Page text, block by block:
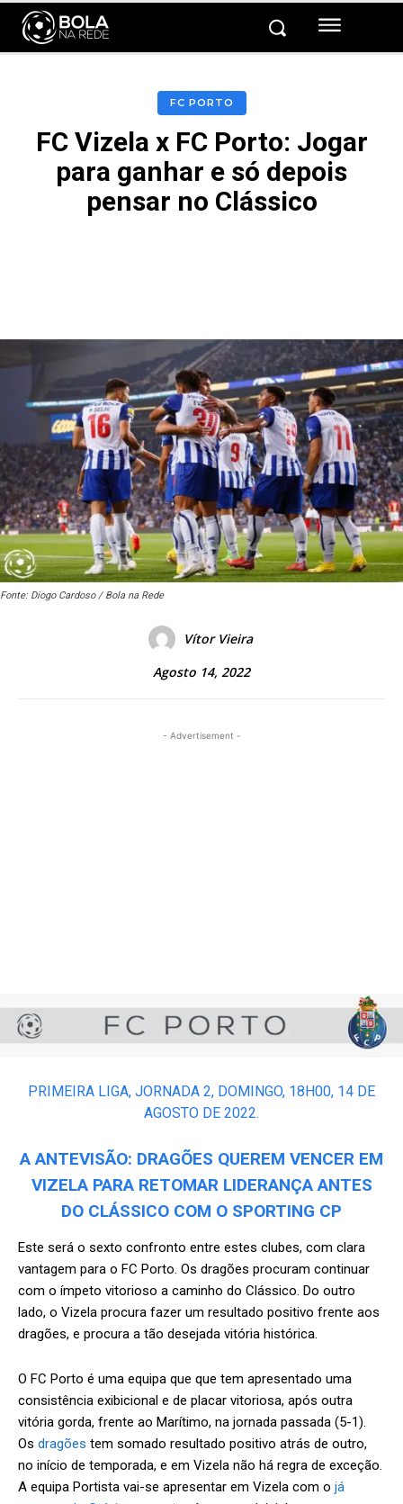
FC PORTO
FC Vizela x FC Porto: Jogar
para ganhar e só depois
pensar no Clássico
Fonte: Diogo Cardoso / Bola na Rede
Vítor Vieira
Agosto 14, 2022
- Advertisement -
PRIMEIRA LIGA, JORNADA 2, DOMINGO, 18H00, 14 DE
AGOSTO DE 2022.
A ANTEVISÃO: DRAGÕES QUEREM VENCER EM
VIZELA PARA RETOMAR LIDERANÇA ANTES
DO CLÁSSICO COM O SPORTING CP
Este será o sexto confronto entre estes clubes, com clara
vantagem para o FC Porto. Os dragões procuram continuar
com o ímpeto vitorioso a caminho do Clássico. Do outro
lado, o Vizela procura fazer um resultado positivo frente aos
dragões, e procura a tão desejada vitória histórica.
O FC Porto é uma equipa que que tem apresentado uma
consistência exibicional e de placar vitoriosa, após outra
vitória gorda, frente ao Marítimo, na jornada passada (5-1).
Os dragões tem somado resultado positivo atrás de outro,
no início de temporada, e em Vizela não há regra de exceção.
A equipa Portista vai-se apresentar em Vizela com o já